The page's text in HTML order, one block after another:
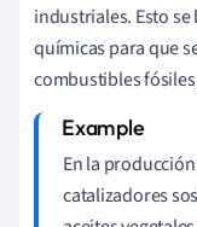
industriales. Esto
químicas para que
combustibles
En la
catalizadores